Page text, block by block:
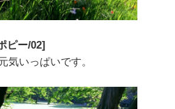
ピー/02]
気いっぱいです。